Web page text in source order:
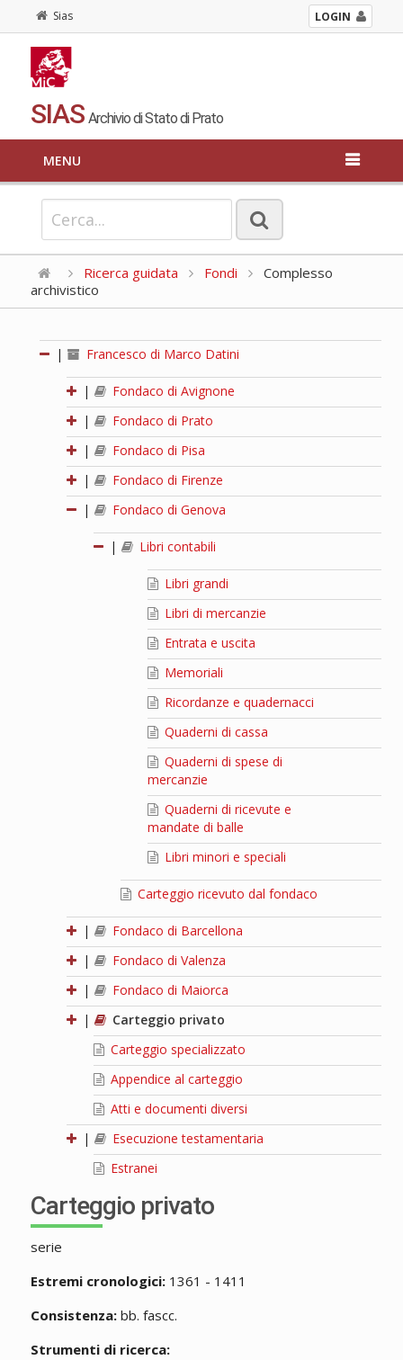
Sias LOGIN
SIAS Archivio di Stato di Prato
MENU
Ricerca guidata Fondi
Complesso
archivistico
| Francesco di Marco Datini
|
Fondaco di Avignone
|
Fondaco di Prato
|
Fondaco di Pisa
|
Fondaco di Firenze
|
Fondaco di Genova
| Libri contabili
Libri grandi
Libri di mercanzie
Entrata e uscita
Memoriali
Ricordanze e quadernacci
Quaderni di cassa
Quaderni di spese di
mercanzie
Quaderni di ricevute e
mandate di balle
Libri minori e speciali
Carteggio ricevuto dal fondaco
|
Fondaco di Barcellona
|
Fondaco di Valenza
|
Fondaco di Maiorca
|
Carteggio privato
Carteggio specializzato
Appendice al carteggio
Atti e documenti diversi
|
Esecuzione testamentaria
Estranei
Carteggio privato
serie
Estremi cronologici:1361 - 1411
Consistenza:bb. fascc.
Strumenti di ricerca: